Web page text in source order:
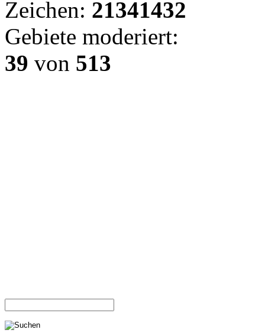
Zeichen: 21341432
Gebiete moderiert:
39 von 513